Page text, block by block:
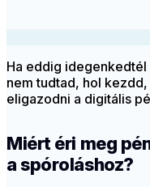
Ha eddig
nem tudtad, hol
eligazodni a digitális
Miért éri meg
a spóroláshoz?